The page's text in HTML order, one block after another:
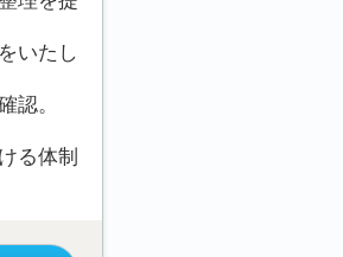
いたし
認。
る体制